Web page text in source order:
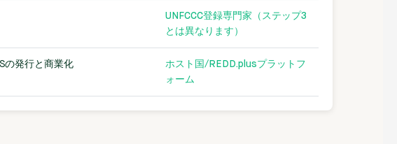
UNFCCC登録専門家（ステップ3
とは異なります）
の発行と商業化
ホスト国/REDD.plusプラットフ
ォーム